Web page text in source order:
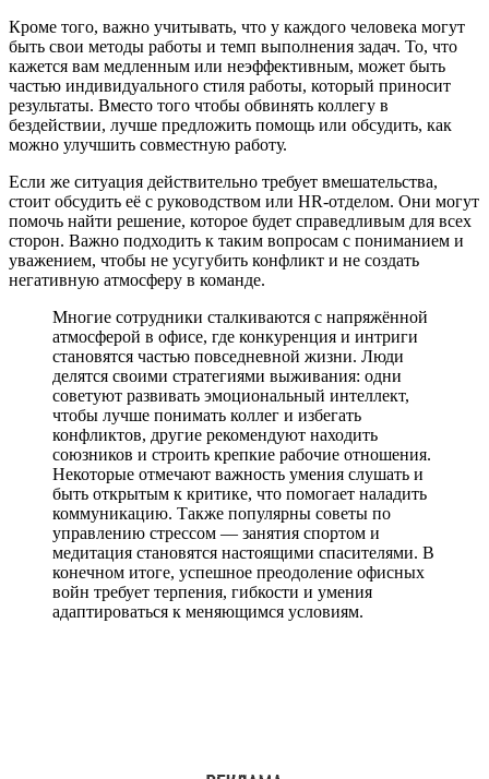
Кроме того, важно учитывать, что у каждого человека могут
быть свои методы работы и темп выполнения задач. То, что
кажется вам медленным или неэффективным, может быть
частью индивидуального стиля работы, который приносит
результаты. Вместо того чтобы обвинять коллегу в
бездействии, лучше предложить помощь или обсудить, как
можно улучшить совместную работу.
Если же ситуация действительно требует вмешательства,
стоит обсудить её с руководством или HR-отделом. Они могут
помочь найти решение, которое будет справедливым для всех
сторон. Важно подходить к таким вопросам с пониманием и
уважением, чтобы не усугубить конфликт и не создать
негативную атмосферу в команде.
Многие сотрудники сталкиваются с напряжённой
атмосферой в офисе, где конкуренция и интриги
становятся частью повседневной жизни. Люди
делятся своими стратегиями выживания: одни
советуют развивать эмоциональный интеллект,
чтобы лучше понимать коллег и избегать
конфликтов, другие рекомендуют находить
союзников и строить крепкие рабочие отношения.
Некоторые отмечают важность умения слушать и
быть открытым к критике, что помогает наладить
коммуникацию. Также популярны советы по
управлению стрессом — занятия спортом и
медитация становятся настоящими спасителями. В
конечном итоге, успешное преодоление офисных
войн требует терпения, гибкости и умения
адаптироваться к меняющимся условиям.